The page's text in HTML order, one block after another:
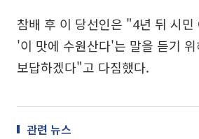
참배 후 이 당선인은 "4년 뒤 시민
'이 맛에 수원산다'는 말을 듣기
보답하겠다"고 다짐했다.
관련 뉴스